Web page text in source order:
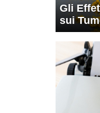
Gli
sui